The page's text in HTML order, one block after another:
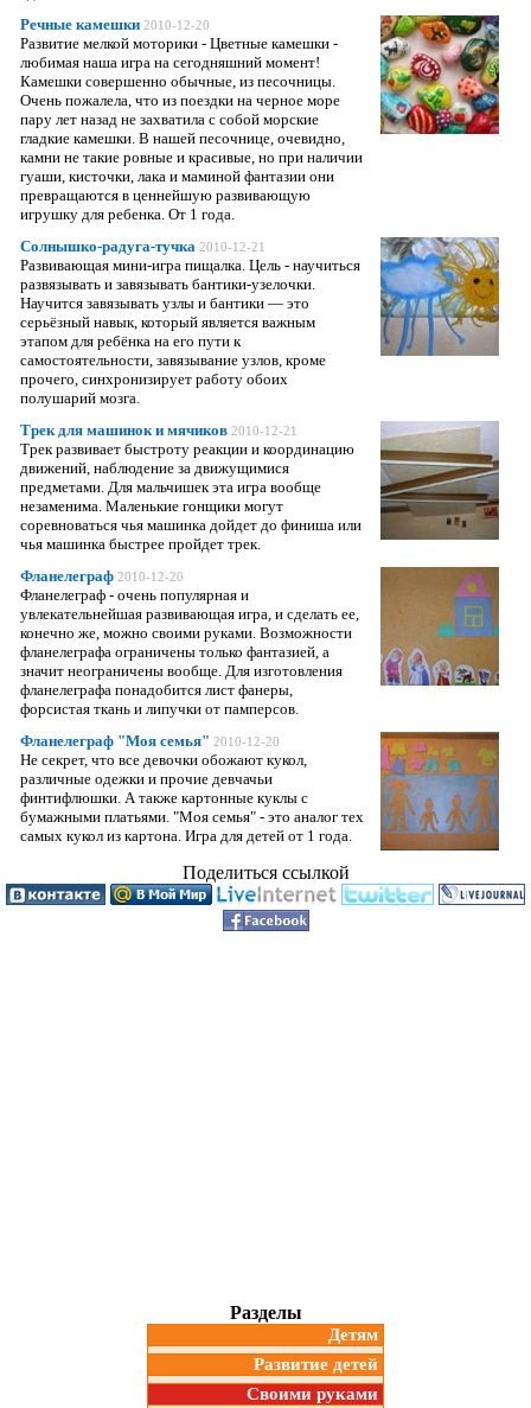
Речные камешки 2010-12-20
Развитие мелкой моторики - Цветные камешки -
любимая наша игра на сегодняшний момент!
Камешки совершенно обычные, из песочницы.
Очень пожалела, что из поездки на черное море
пару лет назад не захватила с собой морские
гладкие камешки. В нашей песочнице, очевидно,
камни не такие ровные и красивые, но при наличии
гуаши, кисточки, лака и маминой фантазии они
превращаются в ценнейшую развивающую
игрушку для ребенка. От 1 года.
Солнышко-радуга-тучка 2010-12-21
Развивающая мини-игра пищалка. Цель - научиться
развязывать и завязывать бантики-узелочки.
Научится завязывать узлы и бантики — это
серьёзный навык, который является важным
этапом для ребёнка на его пути к
самостоятельности, завязывание узлов, кроме
прочего, синхронизирует работу обоих
полушарий мозга.
Трек для машинок и мячиков 2010-12-21
Трек развивает быстроту реакции и координацию
движений, наблюдение за движущимися
предметами. Для мальчишек эта игра вообще
незаменима. Маленькие гонщики могут
соревноваться чья машинка дойдет до финиша или
чья машинка быстрее пройдет трек.
Фланелеграф 2010-12-20
Фланелеграф - очень популярная и
увлекательнейшая развивающая игра, и сделать ее,
конечно же, можно своими руками. Возможности
фланелеграфа ограничены только фантазией, а
значит неограничены вообще. Для изготовления
фланелеграфа понадобится лист фанеры,
форсистая ткань и липучки от памперсов.
Фланелеграф "Моя семья" 2010-12-20
Не секрет, что все девочки обожают кукол,
различные одежки и прочие девчачьи
финтифлюшки. А также картонные куклы с
бумажными платьями. "Моя семья" - это аналог тех
самых кукол из картона. Игра для детей от 1 года.
Поделиться ссылкой
Разделы
Детям
Развитие детей
Своими руками